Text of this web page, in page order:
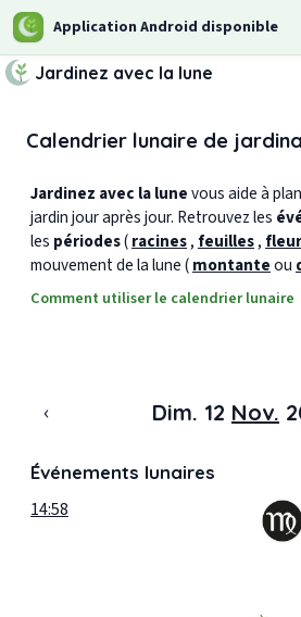
Application Android disponible
Jardinez avec la lune
Calendrier lunaire de
Jardinez avec la lunevous aide à
jardin jour après jour. Retrouvez les
les périodes(racines, feuilles,
mouvement de la lune (montanteou
Comment utiliser le calendrier lunaire
‹ Dim. 12 Nov.
Événements lunaires
14:58